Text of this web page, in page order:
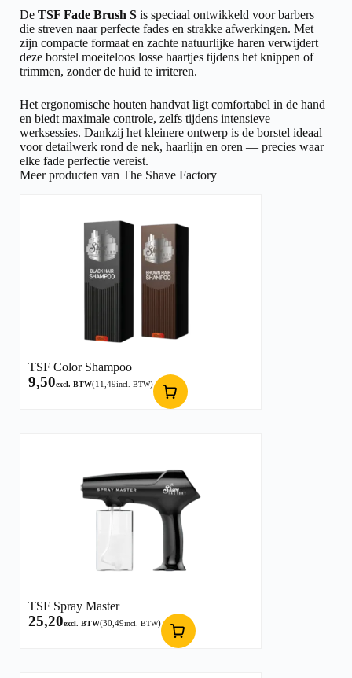
De TSF Fade Brush S is speciaal ontwikkeld voor barbers
die streven naar perfecte fades en strakke afwerkingen. Met
zijn compacte formaat en zachte natuurlijke haren verwijdert
deze borstel moeiteloos losse haartjes tijdens het knippen of
trimmen, zonder de huid te irriteren.
Het ergonomische houten handvat ligt comfortabel in de hand
en biedt maximale controle, zelfs tijdens intensieve
werksessies. Dankzij het kleinere ontwerp is de borstel ideaal
voor detailwerk rond de nek, haarlijn en oren — precies waar
elke fade perfectie vereist.
Meer producten van The Shave Factory
TSF Color Shampoo
9,50excl. BTW(11,49incl. BTW)
TSF Spray Master
25,20excl. BTW(30,49incl. BTW)